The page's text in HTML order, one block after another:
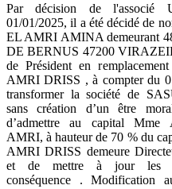
Par décision de l'associé
01/01/2025, il a été décidé de
EL AMRI AMINA demeurant
DE BERNUS 47200
de Président en
AMRI DRISS , à compter du
transformer la société de
sans création d’un être
d’admettre au capital Mme
AMRI, à hauteur de 70 % du
AMRI DRISS demeure
et de mettre à jour les
conséquence . Modification